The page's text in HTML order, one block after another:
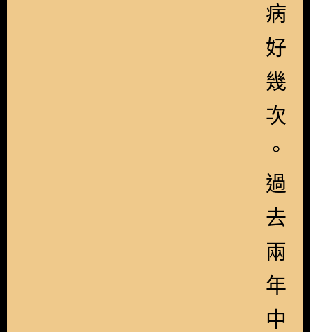
病
好
幾
次
。
過
去
兩
年
中